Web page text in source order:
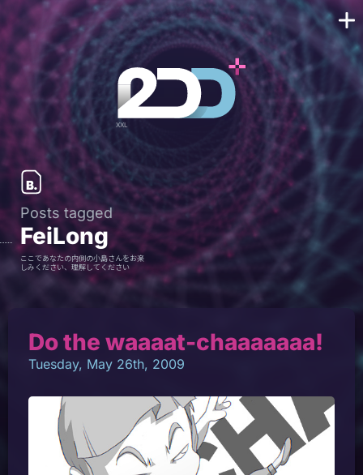
Posts tagged
FeiLong
ここであなたの内側の小島さんをお楽
しみください、理解してください
Do the waaaat-chaaaaaaa!
Tuesday, May 26th, 2009